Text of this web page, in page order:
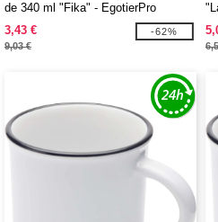
de 340 ml "Fika" - EgotierPro
100809
3,43 €
9,03 €
-62%